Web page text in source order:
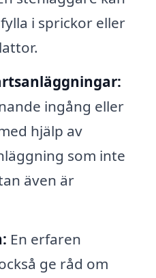
i sprickor eller
ingång eller
hjälp av
som inte
även är
En erfaren
ge råd om